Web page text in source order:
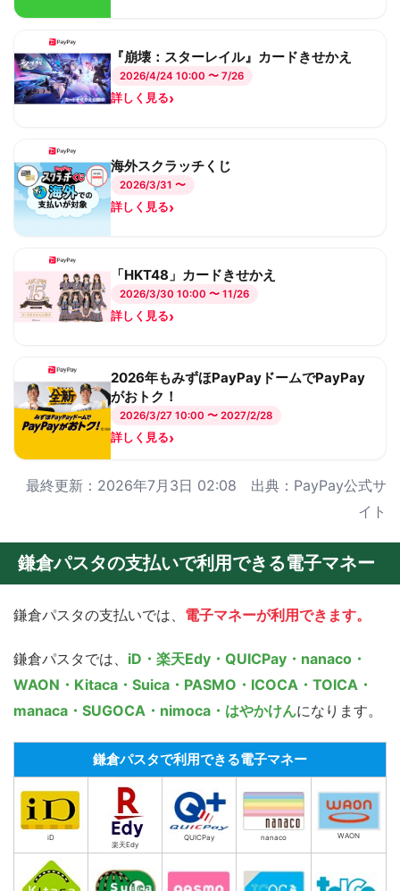
『崩壊：スターレイル』カードきせかえ
2026/4/24 10:00 〜 7/26
詳しく見る›
海外スクラッチくじ
2026/3/31 〜
詳しく見る›
「HKT48」カードきせかえ
2026/3/30 10:00 〜 11/26
詳しく見る›
2026年もみずほPayPayドームでPayPay
がおトク！
2026/3/27 10:00 〜 2027/2/28
詳しく見る›
最終更新：2026年7月3日 02:08 出典：PayPay公式サ
イト
鎌倉パスタの支払いで利用できる電子マネー
鎌倉パスタの支払いでは、 電子マネーが利用できます。
鎌倉パスタでは、 iD・楽天Edy・QUICPay・nanaco・
WAON・Kitaca・Suica・PASMO・ICOCA・TOICA・
manaca・SUGOCA・nimoca・はやかけんになります。
鎌倉パスタで利用できる電子マネー
iD
楽天Edy
QUICPay nanaco WAON